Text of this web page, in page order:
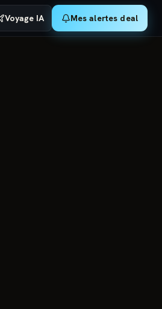
Voyage IA Mes alertes deal